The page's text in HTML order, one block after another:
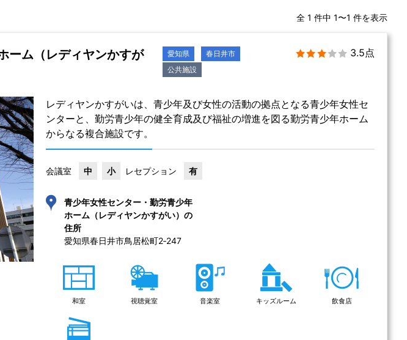
全 1 件中 1〜1 件を表示
ーム（レディヤンかすが
愛知県
春日井市
公共施設
3.5点
レディヤンかすがいは、青少年及び女性の活動の拠点となる青少年女性セ
ンターと、勤労青少年の健全育成及び福祉の増進を図る勤労青少年ホーム
からなる複合施設です。
会議室 中 小 レセプション 有
青少年女性センター・勤労青少年
ホーム（レディヤンかすがい）の
住所
愛知県春日井市鳥居松町2‐247
和室 視聴覚室 音楽室 キッズルーム 飲食店